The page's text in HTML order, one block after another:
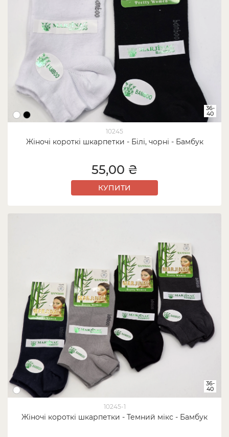
10245
Жіночі короткі шкарпетки - Білі, чорні - Бамбук
36-
40
55,00 ₴
КУПИТИ
10245-1
Жіночі короткі шкарпетки - Темний мікс - Бамбук
36-
40